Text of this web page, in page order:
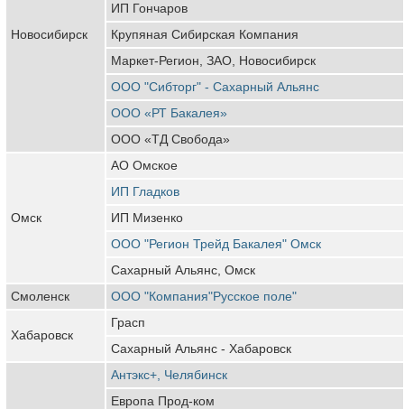
Новосибирск
ИП Гончаров
Крупяная Сибирская Компания
Маркет-Регион, ЗАО, Новосибирск
ООО "Сибторг" - Сахарный Альянс
ООО «РТ Бакалея»
ООО «ТД Свобода»
Омск
АО Омское
ИП Гладков
ИП Мизенко
ООО "Регион Трейд Бакалея" Омск
Сахарный Альянс, Омск
Смоленск
ООО "Компания"Русское поле"
Хабаровск
Грасп
Сахарный Альянс - Хабаровск
Антэкс+, Челябинск
Европа Прод-ком